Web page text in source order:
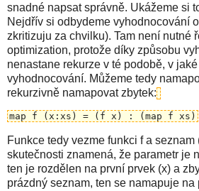
snadné napsat správně. Ukážeme si
Nejdřív si odbydeme vyhodnocování
zkritizuju za chvilku). Tam není nutné
optimization, protože díky způsobu
nenastane rekurze v té podobě, v
vyhodnocování. Můžeme tedy
rekurzivně namapovat zbytek:
map f (x:xs) = (f x) : (map f xs)
Funkce tedy vezme funkci f a seznam
skutečnosti znamená, že parametr je
ten je rozdělen na první prvek (x) a
prázdný seznam, ten se namapuje na